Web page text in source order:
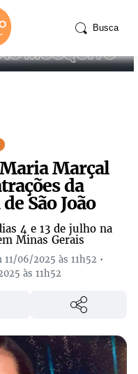
Busca
Marçal
da
São João
4 e 13 de julho na
Minas Gerais
11/06/2025 às 11h52 •
às 11h52